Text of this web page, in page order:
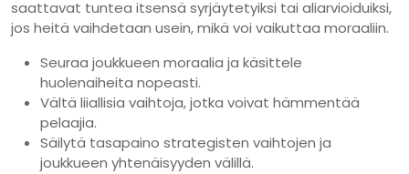
saattavat tuntea itsensä syrjäytetyiksi tai aliarvioiduiksi,
jos heitä vaihdetaan usein, mikä voi vaikuttaa moraaliin.
Seuraa joukkueen moraalia ja käsittele
huolenaiheita nopeasti.
Vältä liiallisia vaihtoja, jotka voivat hämmentää
pelaajia.
Säilytä tasapaino strategisten vaihtojen ja
joukkueen yhtenäisyyden välillä.